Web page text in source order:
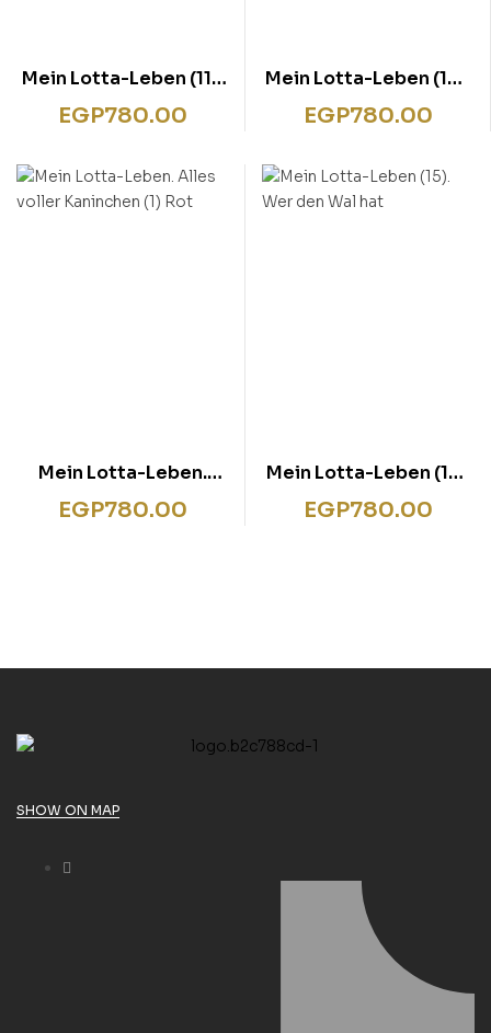
Mein Lotta-Leben (11).
Volle Kanne Koala
EGP780.00
Mein Lotta-Leben (13).
Wenn die Frösche
zweimal quaken
EGP780.00
Mein Lotta-Leben.
Alles voller Kaninchen
(1) Rot
EGP780.00
Mein Lotta-Leben (15).
Wer den Wal hat
EGP780.00
SHOW ON MAP